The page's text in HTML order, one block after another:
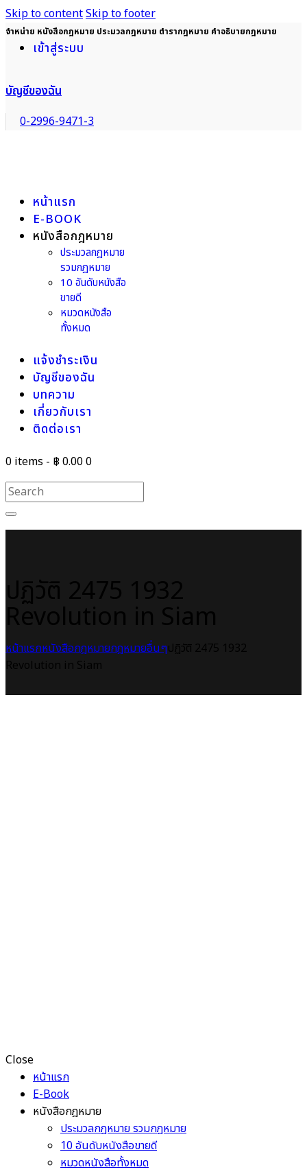
Skip to contentSkip to footer
จำหน่าย หนังสือกฎหมาย ประมวลกฎหมาย ตำรากฎหมาย คำอธิบายกฎหมาย
เข้าสู่ระบบ
บัญชีของฉัน
0-2996-9471-3
หน้าแรก
E-BOOK
หนังสือกฎหมาย
ประมวลกฎหมาย
รวมกฎหมาย
10 อันดับหนังสือ
ขายดี
หมวดหนังสือ
ทั้งหมด
แจ้งชำระเงิน
บัญชีของฉัน
บทความ
เกี่ยวกับเรา
ติดต่อเรา
0 items - ฿ 0.000
หน้าแรกหนังสือกฎหมายกฎหมายอื่นๆ
Close
หน้าแรก
E-Book
หนังสือกฎหมาย
ประมวลกฎหมาย รวมกฎหมาย
10 อันดับหนังสือขายดี
หมวดหนังสือทั้งหมด